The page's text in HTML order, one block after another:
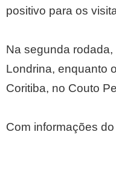
positivo para os
Na segunda
Londrina, enquanto
Coritiba, no Couto
Com informações do